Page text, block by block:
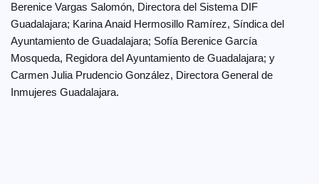
Berenice Vargas Salomón, Directora del Sistema DIF
Guadalajara; Karina Anaid Hermosillo Ramírez, Síndica del
Ayuntamiento de Guadalajara; Sofía Berenice García
Mosqueda, Regidora del Ayuntamiento de Guadalajara; y
Carmen Julia Prudencio González, Directora General de
Inmujeres Guadalajara.